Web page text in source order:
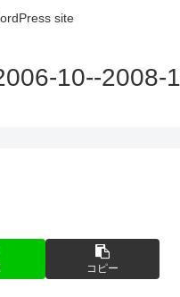
site
10--2008-
コピー